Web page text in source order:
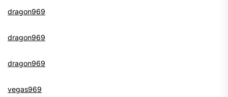
dragon969
dragon969
dragon969
vegas969